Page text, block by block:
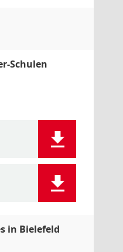
Schulen
in Bielefeld